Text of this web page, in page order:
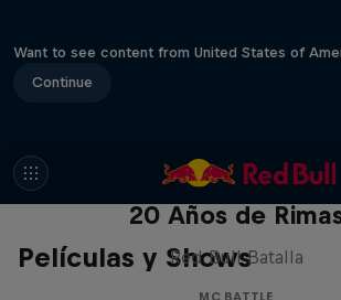
Want to see content from United States of
Continue
Películas y Shows
Red Bull Batalla Nueva
20 Años de
Red Bull Batalla
MC BATTLE